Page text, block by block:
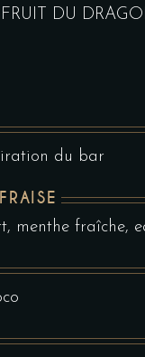
DU
du bar
menthe fraîche,